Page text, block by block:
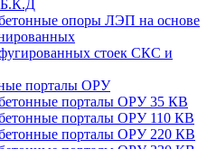
опоры ЛЭП на основе
стоек СКС и
порталы ОРУ
порталы ОРУ 35 КВ
порталы ОРУ 110 КВ
порталы ОРУ 220 КВ